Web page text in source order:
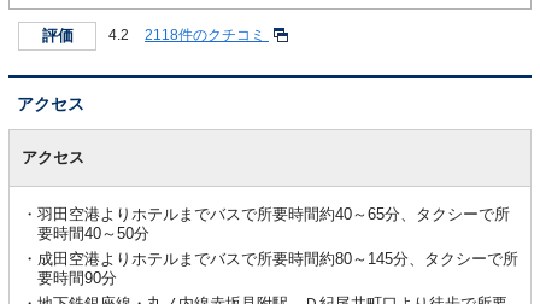
評価 4.2 2118件のクチコミ
アクセス
アクセス
羽田空港よりホテルまでバスで所要時間約40～65分、タクシーで所
要時間40～50分
成田空港よりホテルまでバスで所要時間約80～145分、タクシーで所
要時間90分